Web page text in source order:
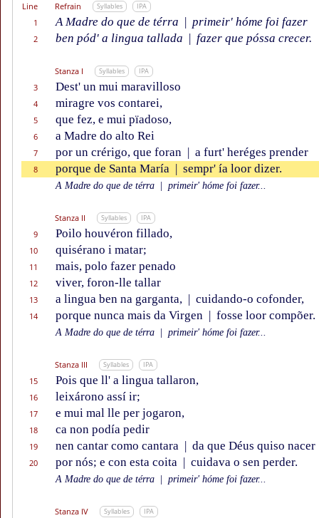
Line Refrain Syllables IPA
1 A Madre do que de térra | primeir' hóme foi fazer
2 ben pód' a lingua tallada | fazer que póssa crecer.
Stanza I Syllables IPA
3 Dest' un mui maravilloso
4 miragre vos contarei,
5 que fez, e mui pïadoso,
6 a Madre do alto Rei
7 por un crérigo, que foran | a furt' heréges prender
8 porque de Santa María | sempr' ía loor dizer.
A Madre do que de térra primeir' hóme foi fazer...
Stanza II Syllables IPA
9 Poilo houvéron fillado,
10 quisérano i matar;
11 mais, polo fazer penado
12 viver, foron-lle tallar
13 a lingua ben na garganta, | cuidando-o cofonder,
14 porque nunca mais da Virgen | fosse loor compõer.
A Madre do que de térra primeir' hóme foi fazer...
Stanza III Syllables IPA
15 Pois que ll' a lingua tallaron,
16 leixárono assí ir;
17 e mui mal lle per jogaron,
18 ca non podía pedir
19 nen cantar como cantara | da que Déus quiso nacer
20 por nós; e con esta coita | cuidava o sen perder.
A Madre do que de térra primeir' hóme foi fazer...
Stanza IV Syllables IPA